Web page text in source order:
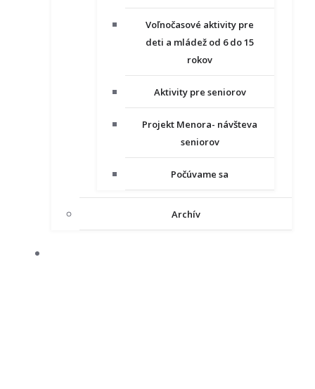
Voľnočasové aktivity pre
deti a mládež od 6 do 15
rokov
Aktivity pre seniorov
Projekt Menora- návšteva
seniorov
Počúvame sa
Archív